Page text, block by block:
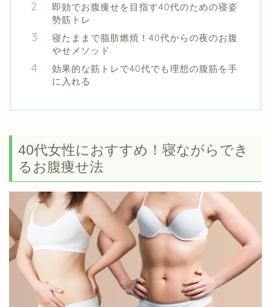
即効でお腹痩せを目指す40代のための寝姿
勢筋トレ
寝たままで脂肪燃焼！40代からの夜のお腹
やせメソッド
効果的な筋トレで40代でも理想の腹筋を手
に入れる
40代女性におすすめ！寝ながらでき
るお腹痩せ法